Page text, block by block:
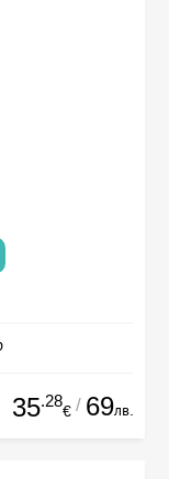
35.28
€ / 69лв.